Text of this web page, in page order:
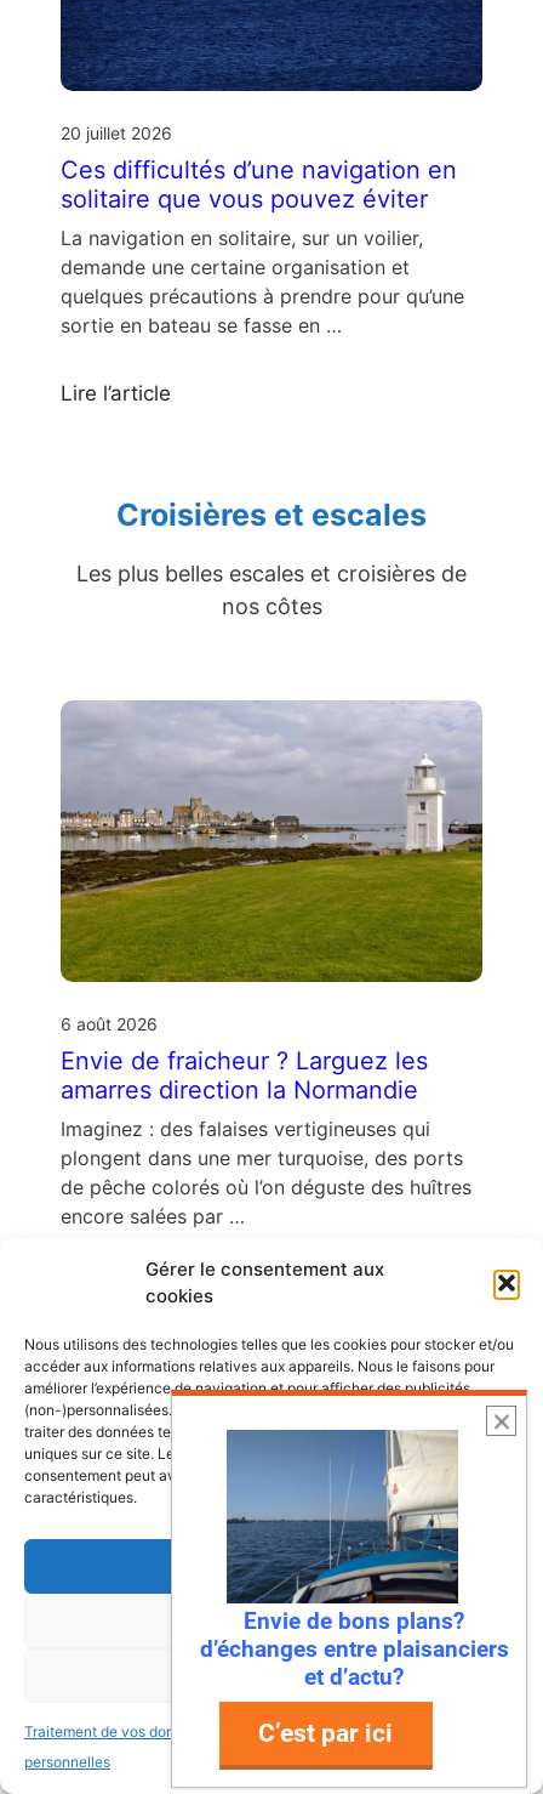
Gérer le consentement aux
cookies
Nous utilisons des technologies telles que les cookies pour stocker et/ou
accéder aux informations relatives aux appareils. Nous le faisons pour
améliorer l’expérience de navigation et pour afficher des publicités
(non-)personnalisées. Consentir à ces technologies nous autorisera à
traiter des données telles que le comportement de navigation ou les ID
uniques sur ce site. Le fait de ne pas consentir ou de retirer son
consentement peut avoir un effet négatif sur certaines fonctonnalités et
caractéristiques.
Accepter
Refuser
Voir les préférences
Traitement de vos données
personnelles
Traitement de vos données
personnelles
20 juillet 2026
Ces difficultés d’une navigation en
solitaire que vous pouvez éviter
La navigation en solitaire, sur un voilier,
demande une certaine organisation et
quelques précautions à prendre pour qu’une
sortie en bateau se fasse en …
Lire l’article
Croisières et escales
Les plus belles escales et croisières de
nos côtes
6 août 2026
Envie de fraicheur ? Larguez les
amarres direction la Normandie
Imaginez : des falaises vertigineuses qui
plongent dans une mer turquoise, des ports
de pêche colorés où l’on déguste des huîtres
encore salées par …
Lire l’article
Mandelieu-La Napoule : la première
ville à dire « stop » aux déchets en
mer !
Ah, la Méditerranée… Ses eaux turquoise, ses
Envie de bons plans?
d’échanges entre plaisanciers
et d’actu?
C’est par ici